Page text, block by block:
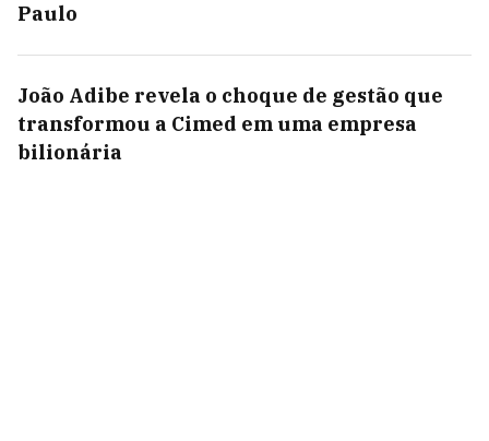
Paulo
João Adibe revela o choque de gestão que
transformou a Cimed em uma empresa
bilionária